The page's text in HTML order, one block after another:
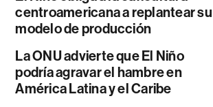
centroamericana a replantear su
modelo de producción
La ONU advierte que El Niño
podría agravar el hambre en
América Latina y el Caribe